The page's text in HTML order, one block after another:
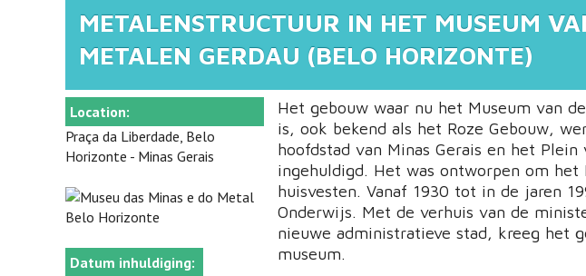
METALENSTRUCTUUR IN HET MUSEUM
METALEN GERDAU (BELO HORIZONTE)
Location:
Praça da Liberdade, Belo
Horizonte - Minas Gerais
Datum inhuldiging:
Het gebouw waar nu het Museum van
is, ook bekend als het Roze Gebouw,
hoofdstad van Minas Gerais en het
ingehuldigd. Het was ontworpen om
huisvesten. Vanaf 1930 tot in de jaren
Onderwijs. Met de verhuis van de
nieuwe administratieve stad, kreeg het
museum.